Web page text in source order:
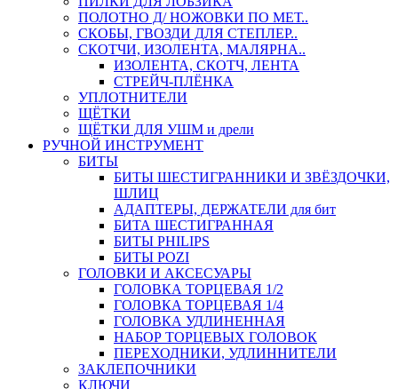
ПОЛОТНО Д/ НОЖОВКИ ПО МЕТ..
СКОБЫ, ГВОЗДИ ДЛЯ СТЕПЛЕР..
СКОТЧИ, ИЗОЛЕНТА, МАЛЯРНА..
ИЗОЛЕНТА, СКОТЧ, ЛЕНТА
СТРЕЙЧ-ПЛЁНКА
УПЛОТНИТЕЛИ
ЩЁТКИ
ЩЁТКИ ДЛЯ УШМ и дрели
РУЧНОЙ ИНСТРУМЕНТ
БИТЫ
БИТЫ ШЕСТИГРАННИКИ И ЗВЁЗДОЧКИ,
ШЛИЦ
АДАПТЕРЫ, ДЕРЖАТЕЛИ для бит
БИТА ШЕСТИГРАННАЯ
БИТЫ PHILIPS
БИТЫ POZI
ГОЛОВКИ И АКСЕСУАРЫ
ГОЛОВКА ТОРЦЕВАЯ 1/2
ГОЛОВКА ТОРЦЕВАЯ 1/4
ГОЛОВКА УДЛИНЕННАЯ
НАБОР ТОРЦЕВЫХ ГОЛОВОК
ПЕРЕХОДНИКИ, УДЛИННИТЕЛИ
ЗАКЛЕПОЧНИКИ
КЛЮЧИ